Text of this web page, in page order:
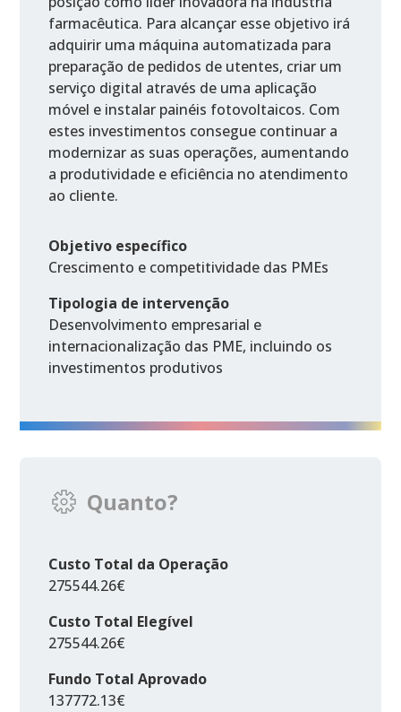
farmacêutica. Para alcançar esse objetivo irá
adquirir uma máquina automatizada para
preparação de pedidos de utentes, criar um
serviço digital através de uma aplicação
móvel e instalar painéis fotovoltaicos. Com
estes investimentos consegue continuar a
modernizar as suas operações, aumentando
a produtividade e eficiência no atendimento
ao cliente.
Objetivo específico
Crescimento e competitividade das PMEs
Tipologia de intervenção
Desenvolvimento empresarial e
internacionalização das PME, incluindo os
investimentos produtivos
Quanto?
Custo Total da Operação
275544.26€
Custo Total Elegível
275544.26€
Fundo Total Aprovado
137772.13€